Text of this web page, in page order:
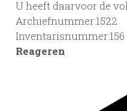
U heeft daarvoor de
Archiefnummer:1522
Inventarisnummer:156
Reageren